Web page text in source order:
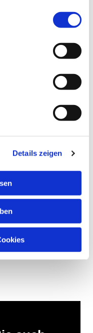
Details zeigen
auch